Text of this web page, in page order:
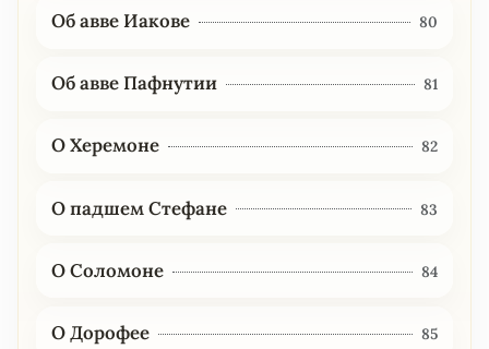
Об авве Иакове 80
Об авве Пафнутии 81
О Херемоне 82
О падшем Стефане 83
О Соломоне 84
О Дорофее 85